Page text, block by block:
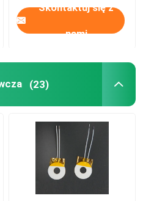
Skontaktuj się z
nami
(23)